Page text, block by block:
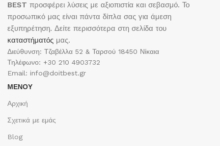
BEST προσφέρει λύσεις με αξιοπιστία και σεβασμό. Το
προσωπικό μας είναι πάντα δίπλα σας για άμεση
εξυπηρέτηση. Δείτε περισσότερα στη σελίδα του
καταστήματός μας.
Διεύθυνση: Τζαβέλλα 52 & Ταρσού 18450 Νίκαια
Τηλέφωνο: +30 210 4903732
Email: info@doitbest.gr
ΜΕΝΟΥ
Αρχική
Σχετικά με εμάς
Blog